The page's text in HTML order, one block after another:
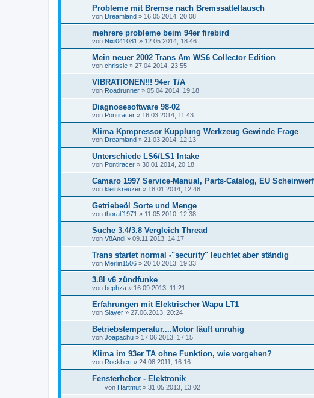
Probleme mit Bremse nach Bremssatteltausch
von Dreamland » 16.05.2014, 20:08
mehrere probleme beim 94er firebird
von Nixi041081 » 12.05.2014, 18:46
Mein neuer 2002 Trans Am WS6 Collector Edition
von chrissie » 27.04.2014, 23:55
VIBRATIONEN!!! 94er T/A
von Roadrunner » 05.04.2014, 19:18
Diagnosesoftware 98-02
von Pontiracer » 16.03.2014, 11:43
Klima Kpmpressor Kupplung Werkzeug Gewinde Frage
von Dreamland » 21.03.2014, 12:13
Unterschiede LS6/LS1 Intake
von Pontiracer » 30.01.2014, 20:18
Camaro 1997 Service-Manual, Parts-Catalog, EU
von kleinkreuzer » 18.01.2014, 12:48
Getriebeöl Sorte und Menge
von thoralf1971 » 11.05.2010, 12:38
Suche 3.4/3.8 Vergleich Thread
von V8Andi » 09.11.2013, 14:17
Trans startet normal -"security" leuchtet aber ständig
von Merlin1506 » 20.10.2013, 19:33
3.8l v6 zündfunke
von bephza » 16.09.2013, 11:21
Erfahrungen mit Elektrischer Wapu LT1
von Slayer » 27.06.2013, 20:24
Betriebstemperatur....Motor läuft unruhig
von Joapachu » 17.06.2013, 17:15
Klima im 93er TA ohne Funktion, wie vorgehen?
von Rockbert » 24.08.2011, 16:16
Fensterheber - Elektronik
von Hartmut » 31.05.2013, 13:02